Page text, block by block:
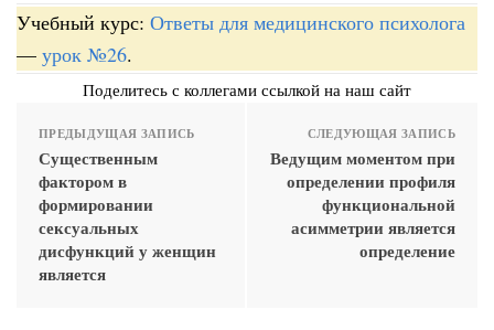
Учебный курс: Ответы для медицинского психолога
— урок №26.
Поделитесь с коллегами ссылкой на наш сайт
ПРЕДЫДУЩАЯ ЗАПИСЬ
Существенным
фактором в
формировании
сексуальных
дисфункций у женщин
является
СЛЕДУЮЩАЯ ЗАПИСЬ
Ведущим моментом при
определении профиля
функциональной
асимметрии является
определение